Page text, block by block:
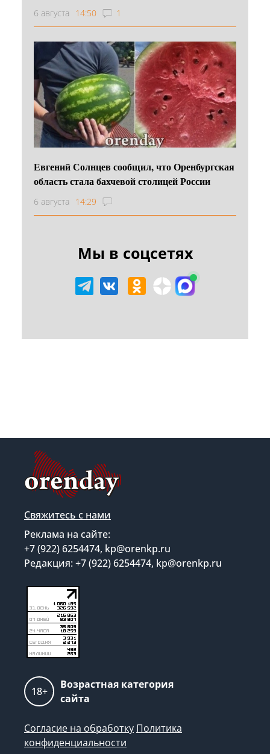
6 августа 14:50 1
Евгений Солнцев сообщил, что Оренбургская
область стала бахчевой столицей России
6 августа 14:29
Мы в соцсетях
Свяжитесь с нами
Реклама на сайте:
+7 (922) 6254474, kp@orenkp.ru
Редакция: +7 (922) 6254474, kp@orenkp.ru
18+
Возрастная категория
сайта
Согласие на обработку Политика
конфиденциальности